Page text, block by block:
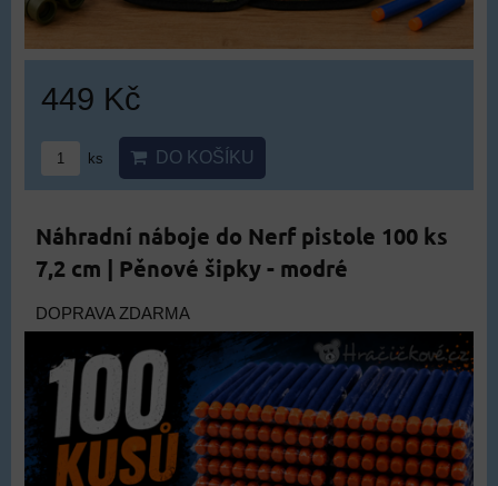
449 Kč
ks DO KOŠÍKU
Náhradní náboje do Nerf pistole 100 ks
7,2 cm | Pěnové šipky - modré
DOPRAVA ZDARMA